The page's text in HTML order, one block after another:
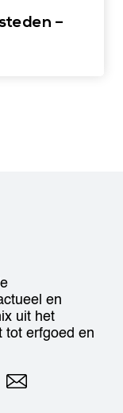
–
en
uit het
erfgoed en